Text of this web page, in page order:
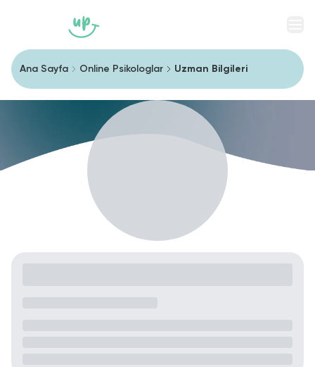
Ana Sayfa Online Psikologlar Uzman Bilgileri